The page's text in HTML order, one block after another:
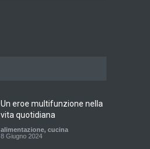
Un eroe multifunzione nella
vita quotidiana
alimentazione, cucina
8 Giugno 2024